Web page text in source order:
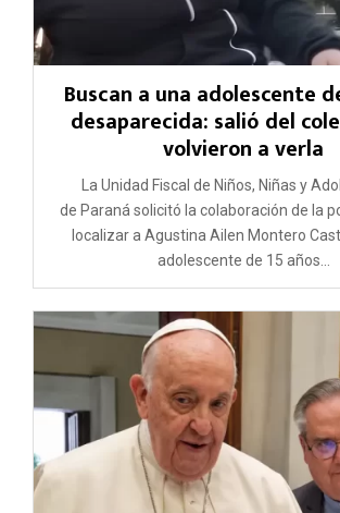
Buscan a una adolescente
desaparecida: salió del
volvieron a verla
La Unidad Fiscal de Niños, Niñas y
de Paraná solicitó la colaboración de la
localizar a Agustina Ailen Montero
adolescente de 15 años...